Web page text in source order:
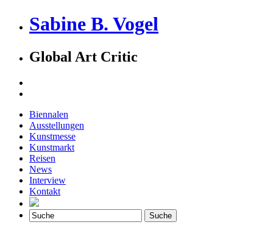
Sabine B. Vogel
Global Art Critic
Biennalen
Ausstellungen
Kunstmesse
Kunstmarkt
Reisen
News
Interview
Kontakt